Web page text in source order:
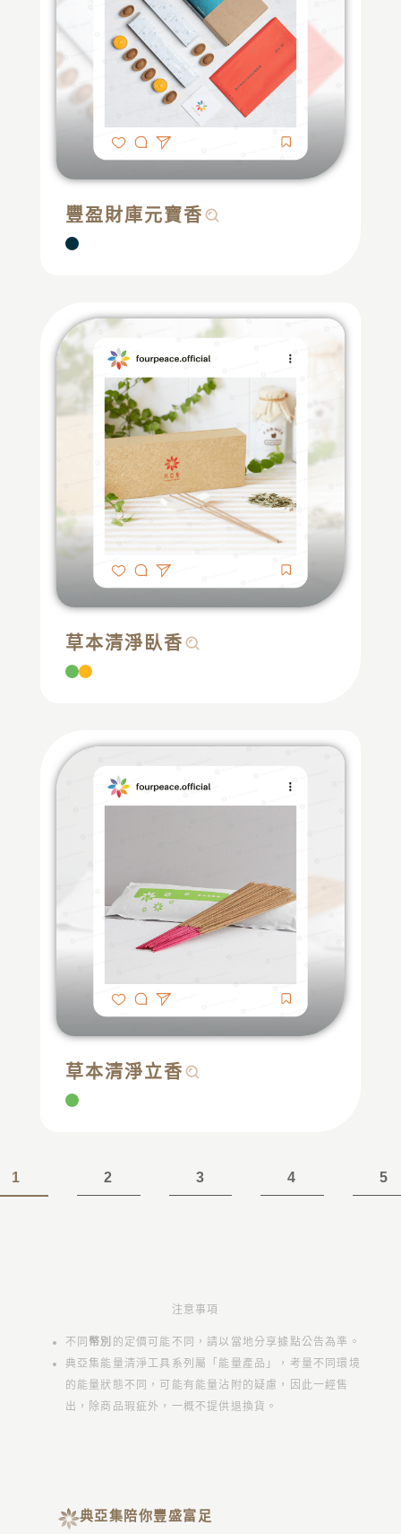
豐盈財庫元寶香
草本清淨臥香
草本清淨立香
1 2 3 4 5
注意事項
不同 幣別 的定價可能不同，請以當地分享據點公告為準。
典亞集能量清淨工具系列屬「能量產品」，考量不同環境
的能量狀態不同，可能有能量沾附的疑慮，因此一經售
出，除商品瑕疵外，一概不提供退換貨。
典亞集陪你豐盛富足